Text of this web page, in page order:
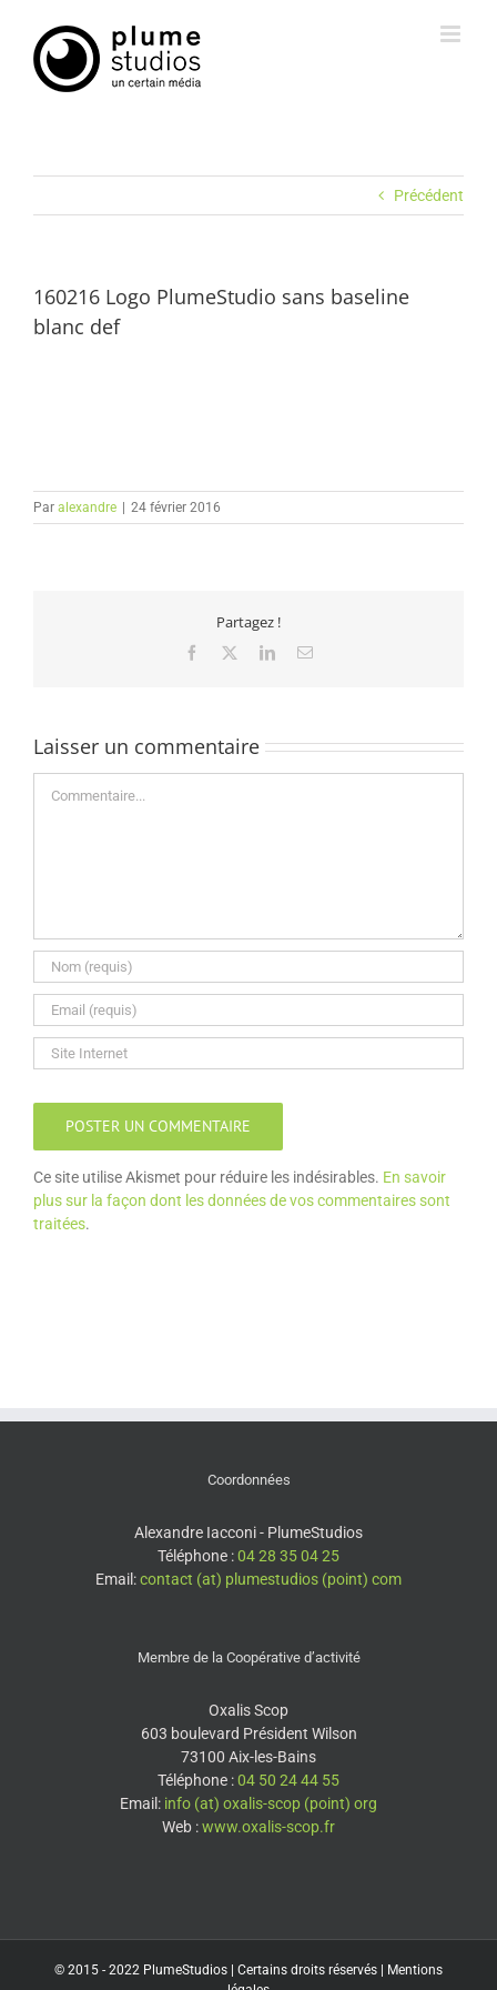
contenu
Précédent
160216 Logo PlumeStudio sans baseline
blanc def
Par alexandre 24 février 2016
Partagez !
Facebook LinkedIn
Laisser un commentaire
Ce site utilise Akismet pour réduire les indésirables. En savoir
plus sur la façon dont les données de vos commentaires sont
traitées.
Coordonnées
Alexandre Iacconi - PlumeStudios
Téléphone :04 28 35 04 25
Email:contact (at) plumestudios (point) com
Membre de la Coopérative d’activité
Oxalis Scop
603 boulevard Président Wilson
73100 Aix-les-Bains
Téléphone :04 50 24 44 55
Email: info (at) oxalis-scop (point) org
Web :www.oxalis-scop.fr
© 2015 - 2022 PlumeStudios | Certains droits réservés | Mentions